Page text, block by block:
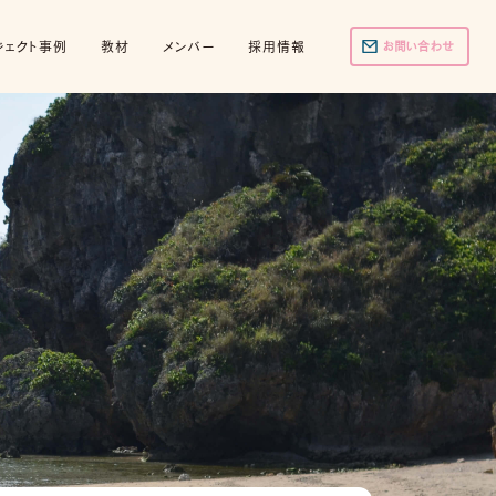
クト事例 教材 メンバー 採用情報 お問い合わせ